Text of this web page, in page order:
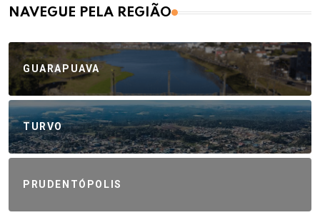
NAVEGUE PELA REGIÃO
GUARAPUAVA
TURVO
PRUDENTÓPOLIS